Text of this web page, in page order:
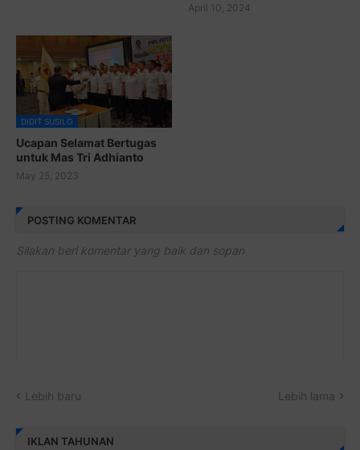
April 10, 2024
DIDIT SUSILO
Ucapan Selamat Bertugas
untuk Mas Tri Adhianto
May 25, 2023
POSTING KOMENTAR
Silakan beri komentar yang baik dan sopan
Lebih baru Lebih lama
IKLAN TAHUNAN